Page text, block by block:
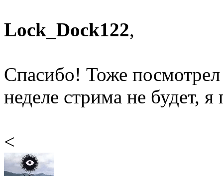
Lock_Dock122,
Спасибо! Тоже
неделе стрима не будет,
<